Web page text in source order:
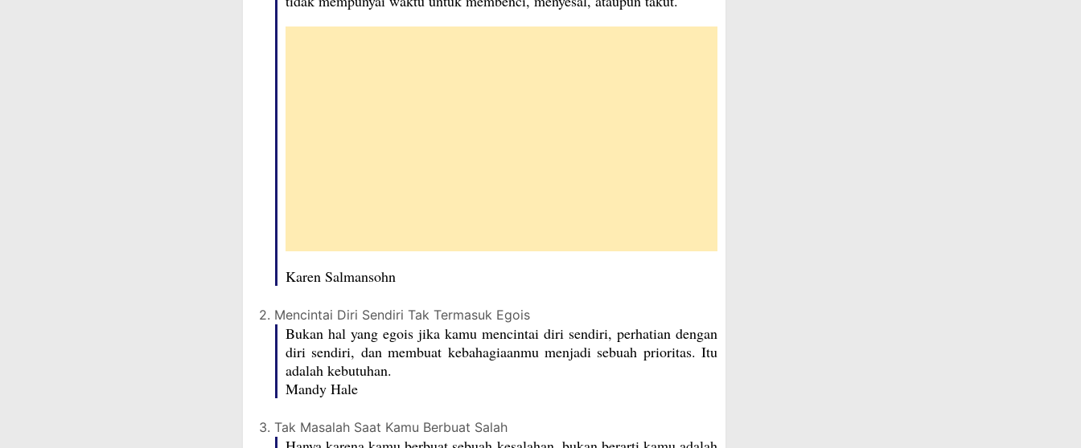
Karen Salmansohn
2. Mencintai Diri Sendiri Tak Termasuk Egois
Bukan hal yang egois jika kamu mencintai diri sendiri, perhatian dengan
diri sendiri, dan membuat kebahagiaanmu menjadi sebuah prioritas. Itu
adalah kebutuhan.
Mandy Hale
3. Tak Masalah Saat Kamu Berbuat Salah